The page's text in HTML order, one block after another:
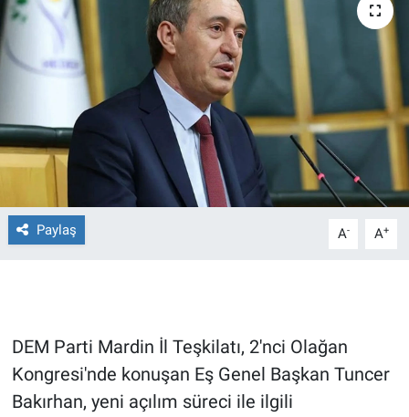
Paylaş A- A+
DEM Parti Mardin İl Teşkilatı, 2'nci Olağan
Kongresi'nde konuşan Eş Genel Başkan Tuncer
Bakırhan, yeni açılım süreci ile ilgili
Eğlence
Ekonomi
Forum
Gerçeğin İzinde
Gün Başlıyor
Gün Bitiyor
Gündem Özel
Günün görüntüsü